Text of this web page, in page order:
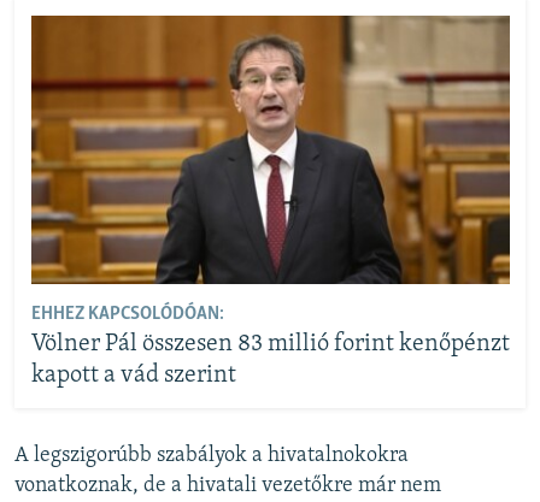
EHHEZ KAPCSOLÓDÓAN:
Völner Pál összesen 83 millió forint kenőpénzt
kapott a vád szerint
A legszigorúbb szabályok a hivatalnokokra
vonatkoznak, de a hivatali vezetőkre már nem